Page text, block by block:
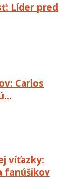
Líder pred
Carlos
víťazky:
fanúšikov